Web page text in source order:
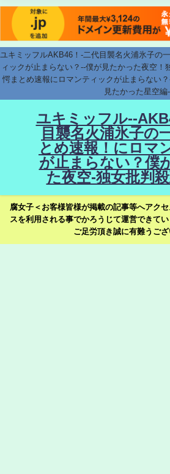
ユキミッフルAKB46！-二代目襲名火浦氷子の
ィックが止まらない？--僕が見たかった夜空！
愕まとめ速報にロマンティックが止まらない
見たかった星空編-
ユキミッフル--
目襲名火浦氷子の
とめ速報！にロマ
が止まらない？僕
た夜空-独女批判
腐女子＜お客様皆様が掲載の記事等へアク
スを利用される事でかろうじて運営できて
ご足労頂き誠に有難うござ